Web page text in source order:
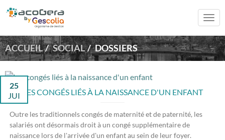
ACCUEIL SOCIAL DOSSIERS
LES CONGÉS LIÉS À LA NAISSANCE D'UN ENFANT
25
JUI
Outre les traditionnels congés de maternité et de paternité, les
salariés ont désormais droit à un congé supplémentaire de
naissance lors de l'arrivée d'un enfant au sein de leur foyer.